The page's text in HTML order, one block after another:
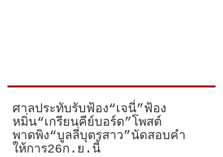
ศาลประทับรับฟ้อง“เจนี่”ฟ้อง
หมิ่น“เกรียนคีย์บอร์ด”โพสต์
พาดพิง“บูลลี่บุตรสาว”นัดสอบคำ
ให้การ26ก.ย.นี้